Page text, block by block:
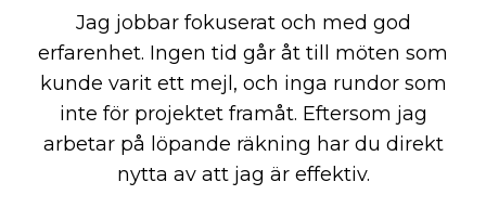
Jag jobbar fokuserat och med god
erfarenhet. Ingen tid går åt till möten som
kunde varit ett mejl, och inga rundor som
inte för projektet framåt. Eftersom jag
arbetar på löpande räkning har du direkt
nytta av att jag är effektiv.